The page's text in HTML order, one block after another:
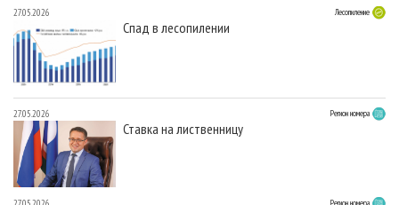
27.05.2026 Лесопиление
Спад в лесопилении
27.05.2026 Регион номера
Ставка на лиственницу